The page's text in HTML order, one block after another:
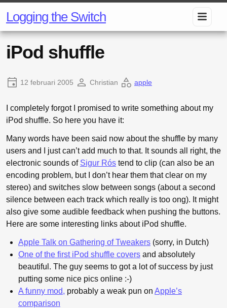
Logging the Switch
iPod shuffle
12 februari 2005 Christian apple
I completely forgot I promised to write something about my
iPod shuffle. So here you have it:
Many words have been said now about the shuffle by many
users and I just can’t add much to that. It sounds all right, the
electronic sounds of Sigur Rós tend to clip (can also be an
encoding problem, but I don’t hear them that clear on my
stereo) and switches slow between songs (about a second
silence between each track which really is too ong). It might
also give some audible feedback when pushing the buttons.
Here are some interesting links about iPod shuffle.
Apple Talk on Gathering of Tweakers (sorry, in Dutch)
One of the first iPod shuffle covers and absolutely
beautiful. The guy seems to got a lot of success by just
putting some nice pics online :-)
A funny mod, probably a weak pun on Apple’s
comparison